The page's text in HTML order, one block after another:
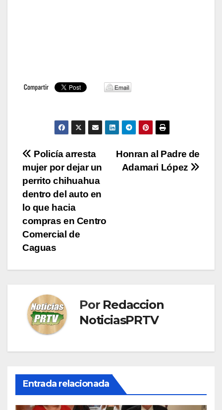
Navegación
de
entradas
Honran al Padre de
Adamari López
Policía arresta
mujer por dejar un
perrito chihuahua
dentro del auto en
lo que hacia
compras en Centro
Comercial de
Caguas
Por Redaccion
NoticiasPRTV
Entrada relacionada